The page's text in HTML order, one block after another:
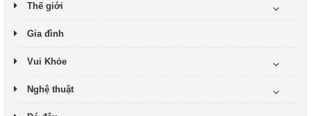
Thế giới
Gia đình
Vui Khỏe
Nghệ thuật